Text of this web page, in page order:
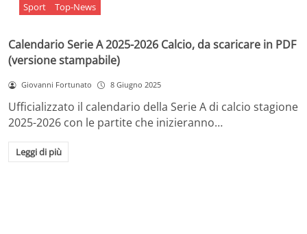
Sport Top-News
Calendario Serie A 2025-2026 Calcio, da scaricare in PDF
(versione stampabile)
Giovanni Fortunato 8 Giugno 2025
Ufficializzato il calendario della Serie A di calcio stagione
2025-2026 con le partite che inizieranno…
Leggi di più